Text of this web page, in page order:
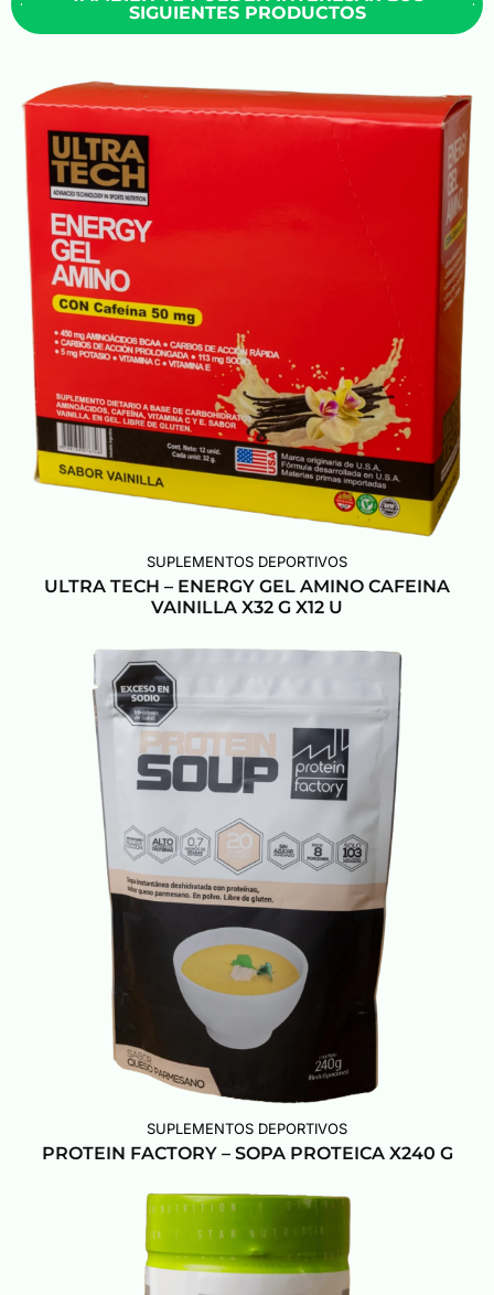
SIGUIENTES PRODUCTOS
SUPLEMENTOS DEPORTIVOS
ULTRA TECH – ENERGY GEL AMINO CAFEINA
VAINILLA X32 G X12 U
SUPLEMENTOS DEPORTIVOS
PROTEIN FACTORY – SOPA PROTEICA X240 G